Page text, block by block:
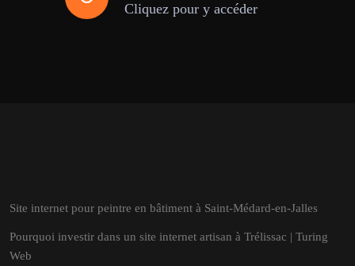
Cliquez pour y accéder
Site internet pour peintre en bâtiment à Saint-Médard-en-Jalles
Pourquoi investir dans un site internet artisan à Trélissac | Turing
Web